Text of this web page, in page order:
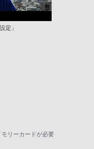
定」
リーカードが必要